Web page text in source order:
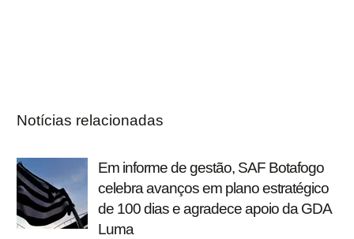
Notícias relacionadas
Em informe de gestão, SAF Botafogo
celebra avanços em plano estratégico
de 100 dias e agradece apoio da GDA
Luma